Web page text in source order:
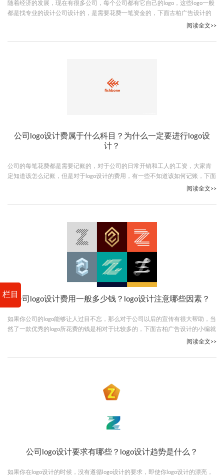
栏目
随着经济的发展，现在有很多公司，每个公司都有它自己的logo，这些logo一般
都是找专业的设计公司设计的，是需要花费一笔资金的，下面古柏广告设计的
阅读全文>>
公司logo设计费属于什么科目？为什么一定要进行logo设
计？
公司的每笔花费都是需要记账的，对于公司的日常开销和工人的工资，大家肯
定知道该怎么记账，但是对于logo设计的费用，有一些不知道该如何记账，下面
阅读全文>>
公司logo设计费用一般多少钱？logo设计注意哪些因素？
如果你公司的logo能够让人过目不忘，那么对于公司以后的宣传有很大帮助，当
然了一款优秀的logo所花费的钱是相对于比较多的，下面古柏广告设计的小编就
阅读全文>>
公司logo设计要求有哪些？logo设计趋势是什么？
如果你在logo设计的时候，没有遵循logo设计的要求，即使你logo设计的漂亮，